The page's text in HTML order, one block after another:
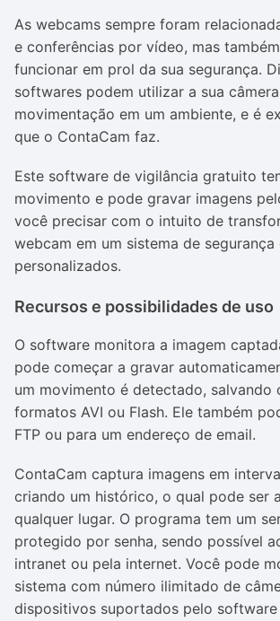
As webcams sempre foram
e conferências por vídeo, mas
funcionar em prol da sua segurança.
softwares podem utilizar a sua
movimentação em um ambiente, e é
que o ContaCam faz.
Este software de vigilância gratuito
movimento e pode gravar imagens
você precisar com o intuito de
webcam em um sistema de
personalizados.
Recursos e possibilidades de uso
O software monitora a imagem
pode começar a gravar
um movimento é detectado, salvando
formatos AVI ou Flash. Ele também
FTP ou para um endereço de email.
ContaCam captura imagens em
criando um histórico, o qual pode ser
qualquer lugar. O programa tem um
protegido por senha, sendo possível
intranet ou pela internet. Você pode
sistema com número ilimitado de
dispositivos suportados pelo software